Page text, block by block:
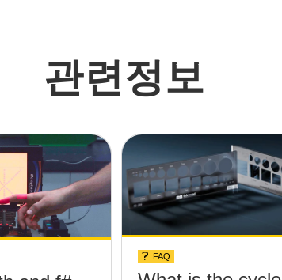
관련정보
FAQ